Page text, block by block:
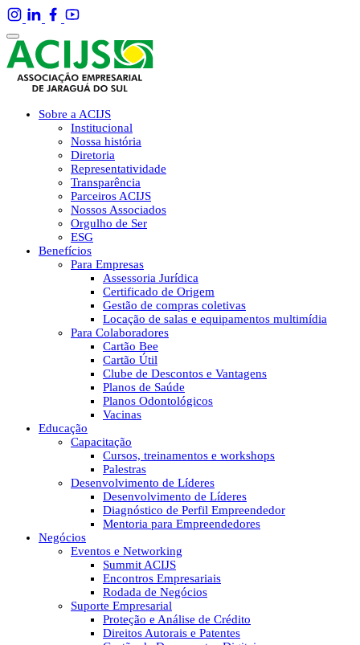
Sobre a ACIJS
Institucional
Nossa história
Diretoria
Representatividade
Transparência
Parceiros ACIJS
Nossos Associados
Orgulho de Ser
ESG
Benefícios
Para Empresas
Assessoria Jurídica
Certificado de Origem
Gestão de compras coletivas
Locação de salas e equipamentos multimídia
Para Colaboradores
Cartão Bee
Cartão Útil
Clube de Descontos e Vantagens
Planos de Saúde
Planos Odontológicos
Vacinas
Educação
Capacitação
Cursos, treinamentos e workshops
Palestras
Desenvolvimento de Líderes
Desenvolvimento de Líderes
Diagnóstico de Perfil Empreendedor
Mentoria para Empreendedores
Negócios
Eventos e Networking
Summit ACIJS
Encontros Empresariais
Rodada de Negócios
Suporte Empresarial
Proteção e Análise de Crédito
Direitos Autorais e Patentes